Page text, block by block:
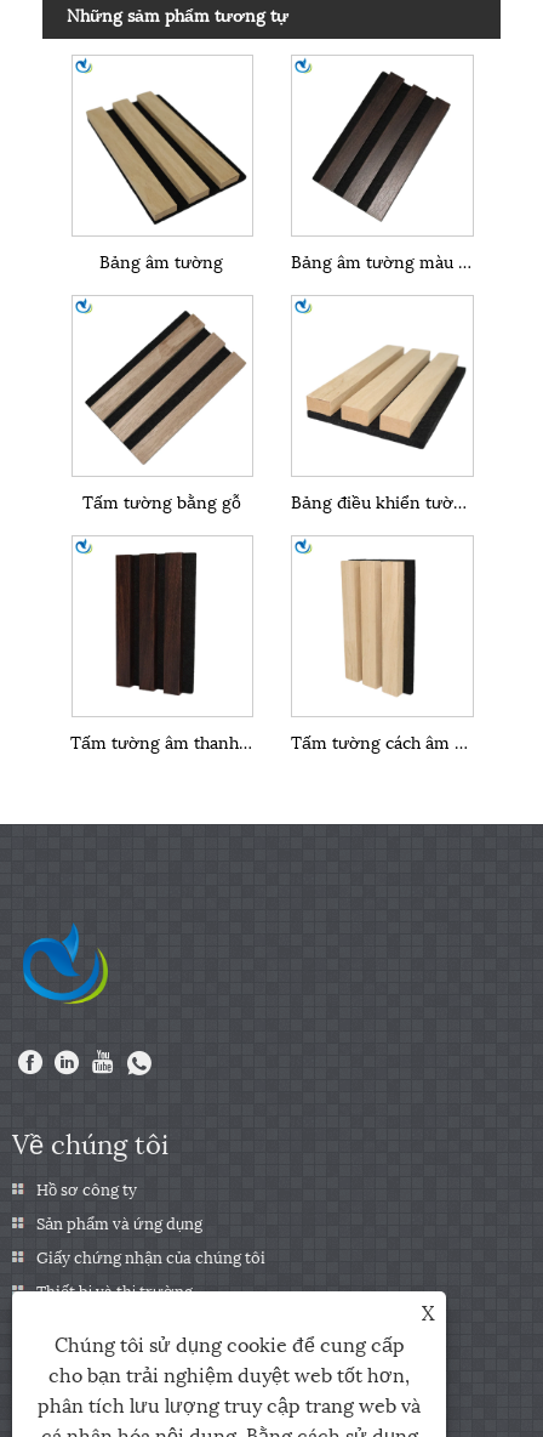
Những sảm phẩm tương tự
Bảng âm tường Bảng âm tường màu nâu
Tấm tường bằng gỗ Bảng điều khiển tường âm thanh không thấm nước
Tấm tường âm thanh màu nâu Tấm tường cách âm trang trí nội thất
Về chúng tôi
Hồ sơ công ty
Sản phẩm và ứng dụng
Giấy chứng nhận của chúng tôi
Thiết bị và thị trường
Các sản phẩm
X
Chúng tôi sử dụng cookie để cung cấp
cho bạn trải nghiệm duyệt web tốt hơn,
phân tích lưu lượng truy cập trang web và